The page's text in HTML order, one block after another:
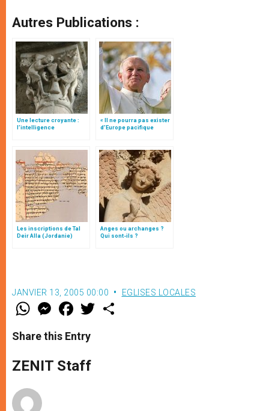
Autres Publications :
Une lecture croyante :
l’intelligence
« Il ne pourra pas exister
d’Europe pacifique
Les inscriptions de Tal
Deir Alla (Jordanie)
Anges ou archanges ?
Qui sont-ils ?
JANVIER 13, 2005 00:00 EGLISES LOCALES
W
t
s
p
p
M
e
s
e
g
e
F
a
e
b
o
k
w
Share this Entry
ZENIT Staff